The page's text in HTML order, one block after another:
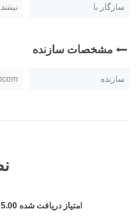
سازگار با
مشخصات سازنده
سازنده
امتیاز دریافت شده 5.00